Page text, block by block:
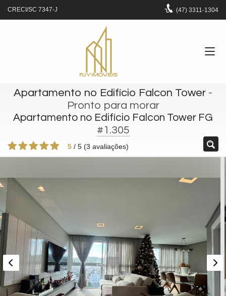
CRECI/SC 7347-J (47) 3311-1304
Apartamento no Edifício Falcon Tower -
Pronto para morar
Apartamento no Edifício Falcon Tower FG
#1.305
5 / 5 (3 avaliações)